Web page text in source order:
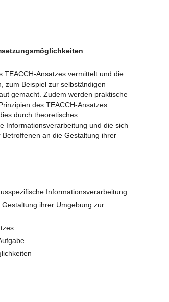
TEACCH-Ansatzes vermittelt und die
zum Beispiel zur selbständigen
gemacht. Zudem werden praktische
des TEACCH-Ansatzes
durch theoretisches
Informationsverarbeitung und die sich
an die Gestaltung ihrer
Informationsverarbeitung
ihrer Umgebung zur